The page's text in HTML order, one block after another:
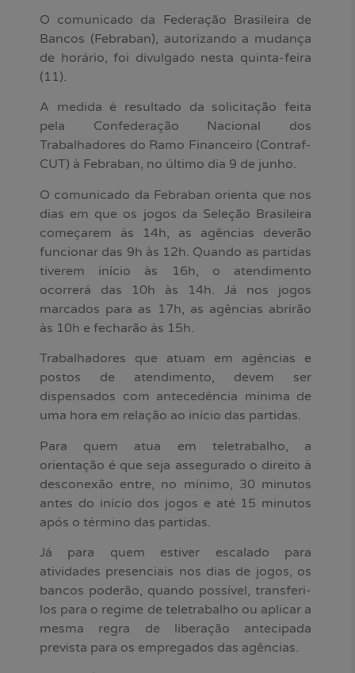
O comunicado da Federação Brasileira de
Bancos (Febraban), autorizando a mudança
de horário, foi divulgado nesta quinta-feira
(11).
A medida é resultado da solicitação feita
pela Confederação Nacional dos
Trabalhadores do Ramo Financeiro (Contraf-
CUT) à Febraban, no último dia 9 de junho.
O comunicado da Febraban orienta que nos
dias em que os jogos da Seleção Brasileira
começarem às 14h, as agências deverão
funcionar das 9h às 12h. Quando as partidas
tiverem início às 16h, o atendimento
ocorrerá das 10h às 14h. Já nos jogos
marcados para as 17h, as agências abrirão
às 10h e fecharão às 15h.
Trabalhadores que atuam em agências e
postos de atendimento, devem ser
dispensados com antecedência mínima de
uma hora em relação ao início das partidas.
Para quem atua em teletrabalho, a
orientação é que seja assegurado o direito à
desconexão entre, no mínimo, 30 minutos
antes do início dos jogos e até 15 minutos
após o término das partidas.
Já para quem estiver escalado para
atividades presenciais nos dias de jogos, os
bancos poderão, quando possível, transferi-
los para o regime de teletrabalho ou aplicar a
mesma regra de liberação antecipada
prevista para os empregados das agências.